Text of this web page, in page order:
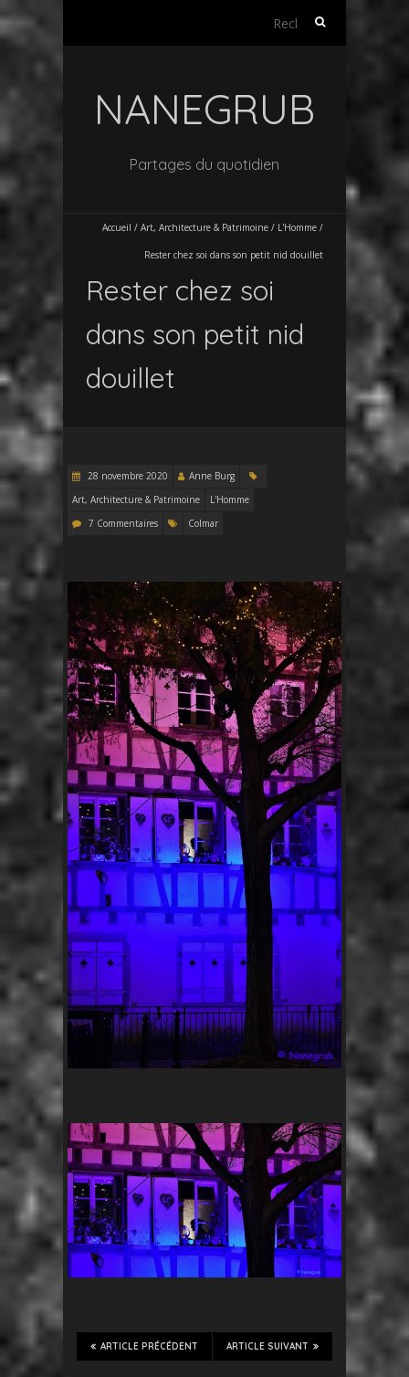
Rechercher :
NANEGRUB
Partages du quotidien
Accueil / Art, Architecture & Patrimoine / L'Homme /
Rester chez soi dans son petit nid douillet
Rester chez soi
dans son petit nid
douillet
28 novembre 2020
Anne Burg
Art, Architecture & Patrimoine
L'Homme
7 Commentaires
Colmar
ARTICLE SUIVANT
ARTICLE PRÉCÉDENT